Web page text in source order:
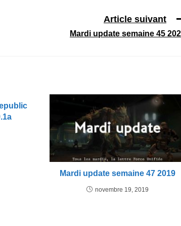
Article suivant
Mardi update semaine 45
Mardi update semaine 47 2019
novembre 19, 2019